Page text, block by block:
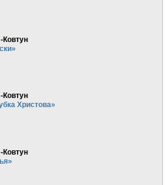
Ковтун
Ковтун
Христова»
Ковтун